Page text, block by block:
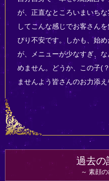
が、正直なところいまいち
してこんな感じでお客さん
ぴり不安です。しかも、始
が、メニューが少なすぎ、
めません。どうか、この子(
ませんよう皆さんのお力添
過去の
素顔